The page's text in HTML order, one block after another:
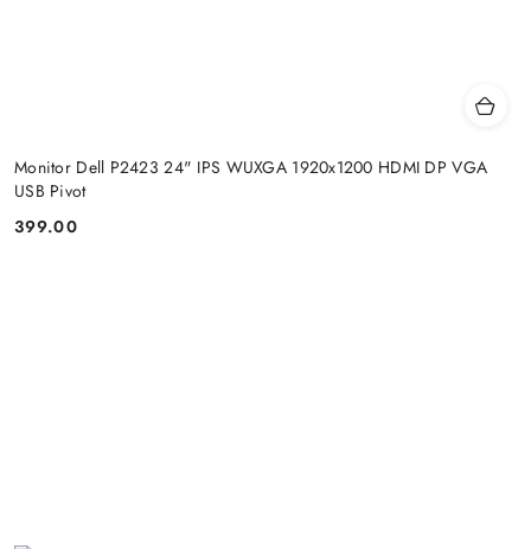
Monitor Dell P2423 24" IPS WUXGA 1920x1200 HDMI DP VGA
USB Pivot
Cena:
399.00